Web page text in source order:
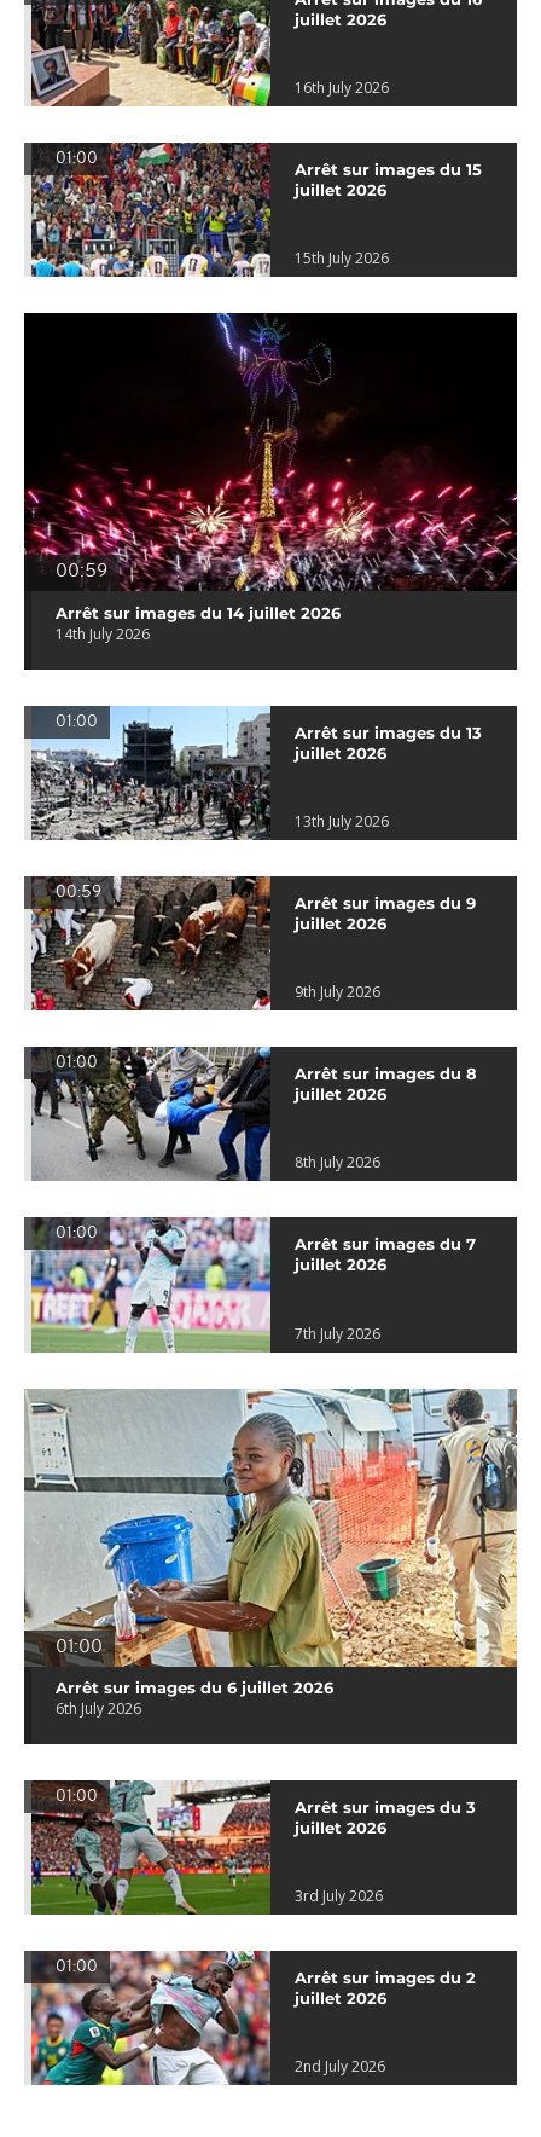
juillet 2026
16th July 2026
01:00
Arrêt sur images du 15
juillet 2026
15th July 2026
00:59
Arrêt sur images du 14 juillet 2026
14th July 2026
01:00
Arrêt sur images du 13
juillet 2026
13th July 2026
00:59
Arrêt sur images du 9
juillet 2026
9th July 2026
01:00
Arrêt sur images du 8
juillet 2026
8th July 2026
01:00
Arrêt sur images du 7
juillet 2026
7th July 2026
01:00
Arrêt sur images du 6 juillet 2026
6th July 2026
01:00
Arrêt sur images du 3
juillet 2026
3rd July 2026
01:00
Arrêt sur images du 2
juillet 2026
2nd July 2026